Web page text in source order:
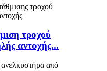
τροχού
αντοχής...